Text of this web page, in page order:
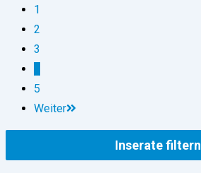
1
2
3
5
Weiter
Inserate filtern